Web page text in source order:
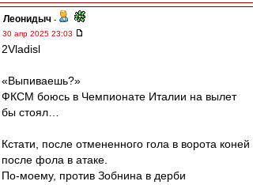
Леонидыч -
30 апр 2025 23:03
2Vladisl
«Выпиваешь?»
ФКСМ боюсь в Чемпионате Италии на вылет
бы стоял…
Кстати, после отмененного гола в ворота коней
после фола в атаке.
По-моему, против Зобнина в дерби